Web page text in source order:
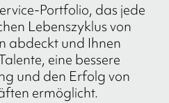
Portfolio, das jede
Lebenszyklus von
abdeckt und Ihnen
eine bessere
und den Erfolg von
ermöglicht.